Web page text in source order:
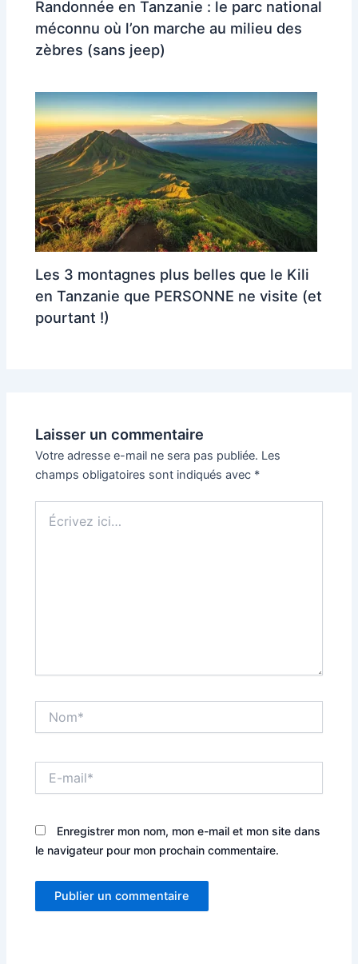
Randonnée en Tanzanie : le parc national
méconnu où l’on marche au milieu des
zèbres (sans jeep)
Les 3 montagnes plus belles que le Kili
en Tanzanie que PERSONNE ne visite (et
pourtant !)
Laisser un commentaire
Votre adresse e-mail ne sera pas publiée. Les
champs obligatoires sont indiqués avec *
ici…
mail*
Enregistrer mon nom, mon e-mail et mon site dans
le navigateur pour mon prochain commentaire.